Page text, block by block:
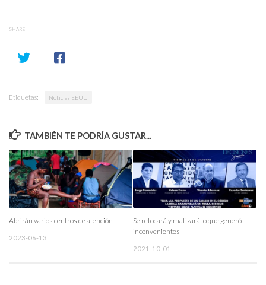
SHARE
Etiquetas: Noticias EEUU
TAMBIÉN TE PODRÍA GUSTAR...
Abrirán varios centros de atención
2023-06-13
Se retocará y matizará lo que generó
inconvenientes
2021-10-01